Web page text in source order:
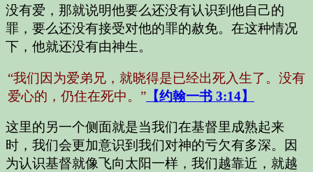
没有爱，那就说明他要么还没有认识到他自己的
罪，要么还没有接受对他的罪的赦免。在这种情况
下，他就还没有由神生。
“我们因为爱弟兄，就晓得是已经出死入生了。没有
爱心的，仍住在死中。” 【约翰一书 3:14】
这里的另一个侧面就是当我们在基督里成熟起来
时，我们会更加意识到我们对神的亏欠有多深。因
为认识基督就像飞向太阳一样，我们越靠近，就越